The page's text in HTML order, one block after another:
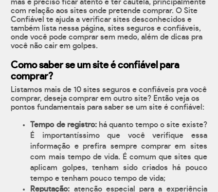
mas é preciso ficar atento e ter cautela, principalmente
com relação aos sites onde pretende comprar. O Site
Confiável te ajuda a verificar sites desconhecidos e
também lista nessa página, sites seguros e confiáveis,
onde você pode comprar sem medo, além de dicas pra
você não cair em golpes.
Como saber se um site é confiável para
comprar?
Listamos mais de 10 sites seguros e confiáveis pra você
comprar, deseja comprar em outro site? Então veja os
pontos fundamentais para saber se um site é confiável:
Tempo de registro:há quanto tempo o site existe?
É importantíssimo que você verifique essa
informação e prefira sempre comprar em sites
com mais tempo de vida. É comum que sites que
aplicam golpes, tenham sido criados há pouco
tempo e tenham pouco tempo de vida;
Reputação: atenção especial para a experiência